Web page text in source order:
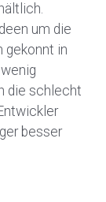
um die
gekonnt in
die schlecht
besser